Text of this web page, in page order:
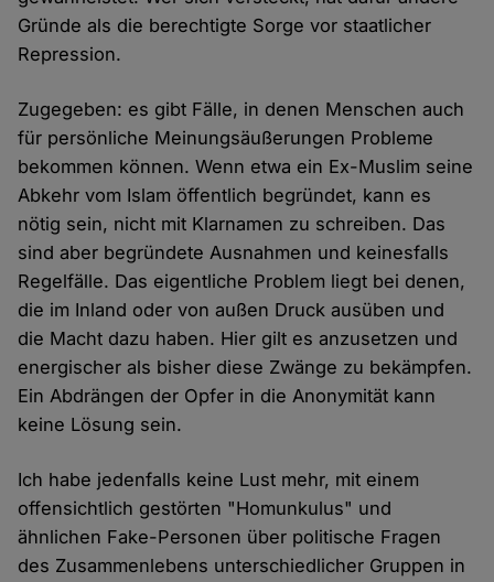
Gründe als die berechtigte Sorge vor staatlicher
Repression.
Zugegeben: es gibt Fälle, in denen Menschen auch
für persönliche Meinungsäußerungen Probleme
bekommen können. Wenn etwa ein Ex-Muslim seine
Abkehr vom Islam öffentlich begründet, kann es
nötig sein, nicht mit Klarnamen zu schreiben. Das
sind aber begründete Ausnahmen und keinesfalls
Regelfälle. Das eigentliche Problem liegt bei denen,
die im Inland oder von außen Druck ausüben und
die Macht dazu haben. Hier gilt es anzusetzen und
energischer als bisher diese Zwänge zu bekämpfen.
Ein Abdrängen der Opfer in die Anonymität kann
keine Lösung sein.
Ich habe jedenfalls keine Lust mehr, mit einem
offensichtlich gestörten "Homunkulus" und
ähnlichen Fake-Personen über politische Fragen
des Zusammenlebens unterschiedlicher Gruppen in